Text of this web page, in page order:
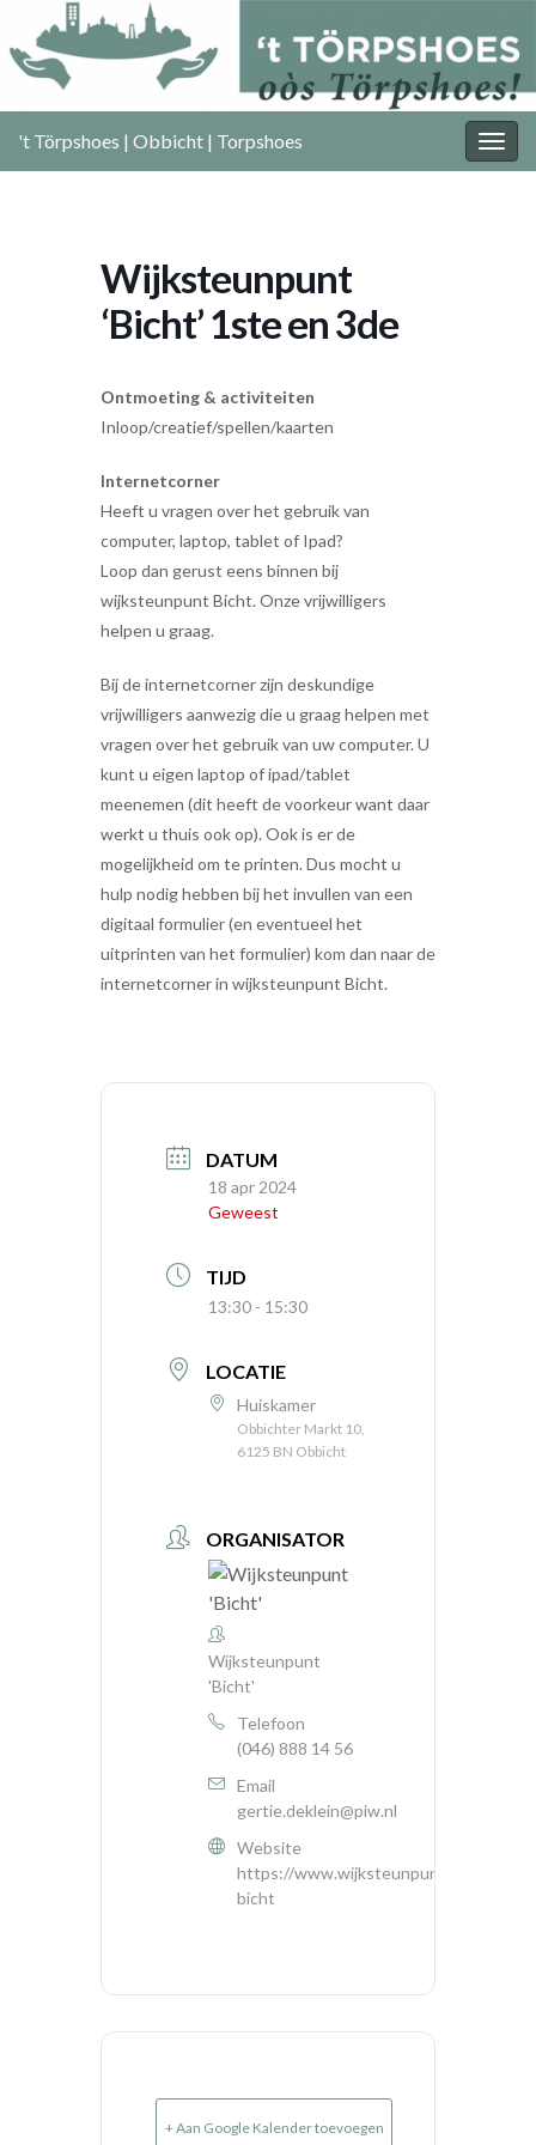
't Törpshoes | Obbicht | Torpshoes
Wijksteunpunt
‘Bicht’ 1ste en 3de
Ontmoeting & activiteiten
Inloop/creatief/spellen/kaarten
Internetcorner
Heeft u vragen over het gebruik van
computer, laptop, tablet of Ipad?
Loop dan gerust eens binnen bij
wijksteunpunt Bicht. Onze vrijwilligers
helpen u graag.
Bij de internetcorner zijn deskundige
vrijwilligers aanwezig die u graag helpen met
vragen over het gebruik van uw computer. U
kunt u eigen laptop of ipad/tablet
meenemen (dit heeft de voorkeur want daar
werkt u thuis ook op). Ook is er de
mogelijkheid om te printen. Dus mocht u
hulp nodig hebben bij het invullen van een
digitaal formulier (en eventueel het
uitprinten van het formulier) kom dan naar de
internetcorner in wijksteunpunt Bicht.
DATUM
18 apr 2024
Geweest
TIJD
13:30 - 15:30
LOCATIE
Huiskamer
Obbichter Markt 10,
6125 BN Obbicht
ORGANISATOR
Wijksteunpunt
'Bicht'
Telefoon
(046) 888 14 56
Email
gertie.deklein@piw.nl
Website
https://
bicht
+ Aan Google Kalender toevoegen